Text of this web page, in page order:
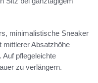
minimalistische Sneaker
Absatzhöhe
pflegeleichte
zu verlängern.